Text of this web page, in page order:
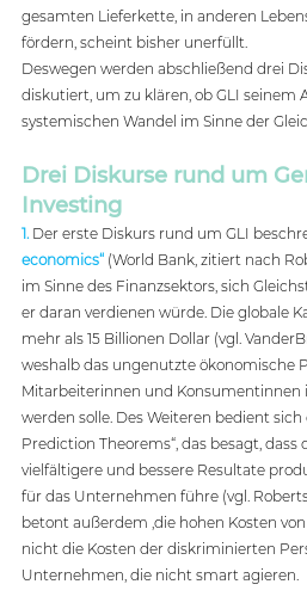
gesamten Lieferkette, in anderen
fördern, scheint bisher unerfüllt.
Deswegen werden abschließend drei
diskutiert, um zu klären, ob GLI seinem
systemischen Wandel im Sinne der
Drei Diskurse rund um
Investing
1. Der erste Diskurs rund um GLI
economics“ (World Bank, zitiert nach
im Sinne des Finanzsektors, sich
er daran verdienen würde. Die globale
mehr als 15 Billionen Dollar (vgl.
weshalb das ungenutzte ökonomische
Mitarbeiterinnen und Konsumentinnen
werden solle. Des Weiteren bedient
Prediction Theorems“, das besagt, dass
vielfältigere und bessere Resultate
für das Unternehmen führe (vgl.
betont außerdem ‚die hohen Kosten
nicht die Kosten der diskriminierten
Unternehmen, die nicht smart agieren.